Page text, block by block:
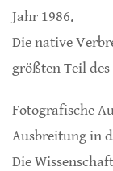
Jahr 1986.
Die native
größten Teil
Fotografische
Ausbreitung in
Die